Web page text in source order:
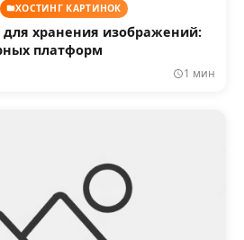
ХОСТИНГ КАРТИНОК
хранения изображений:
платформ
1 мин